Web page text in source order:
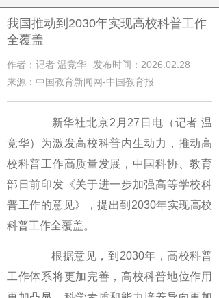
我国推动到2030年实现高校科普工作
全覆盖
作者：记者 温竞华
发布时间：2026.02.28
来源：中国教育新闻网-中国教育报
新华社北京2月27日电（记者 温
竞华）为激发高校科普内生动力，推动高
校科普工作高质量发展，中国科协、教育
部日前印发《关于进一步加强高等学校科
普工作的意见》，提出到2030年实现高校
科普工作全覆盖。
根据意见，到2030年，高校科普
工作体系将更加完善，高校科普地位作用